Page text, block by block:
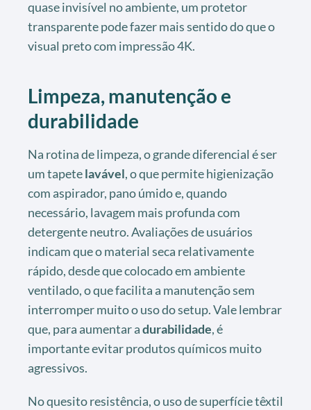
quase invisível no ambiente, um protetor
transparente pode fazer mais sentido do que o
visual preto com impressão 4K.
Limpeza, manutenção e
durabilidade
Na rotina de limpeza, o grande diferencial é ser
um tapetelavável, o que permite higienização
com aspirador, pano úmido e, quando
necessário, lavagem mais profunda com
detergente neutro. Avaliações de usuários
indicam que o material seca relativamente
rápido, desde que colocado em ambiente
ventilado, o que facilita a manutenção sem
interromper muito o uso do setup. Vale lembrar
que, para aumentar adurabilidade, é
importante evitar produtos químicos muito
agressivos.
No quesito resistência, o uso de superfície têxtil